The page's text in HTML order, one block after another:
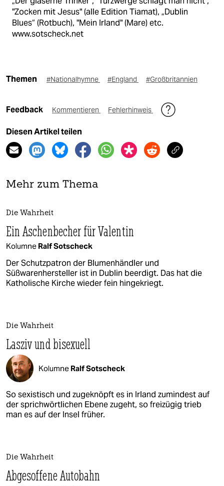
"Zocken mit Jesus" (alle Edition Tiamat), „Dublin
Blues“ (Rotbuch), "Mein Irland" (Mare) etc.
www.sotscheck.net
Themen #Nationalhymne #England #Großbritannien
Feedback Kommentieren Fehlerhinweis
Diesen Artikel teilen
Mehr zum Thema
Die Wahrheit
Ein Aschenbecher für Valentin
Kolumne Ralf Sotscheck
Der Schutzpatron der Blumenhändler und
Süßwarenhersteller ist in Dublin beerdigt. Das hat die
Katholische Kirche wieder fein hingekriegt.
Die Wahrheit
Lasziv und bisexuell
Kolumne Ralf Sotscheck
So sexistisch und zugeknöpft es in Irland zumindest auf
der sprichwörtlichen Ebene zugeht, so freizügig trieb
man es auf der Insel früher.
Die Wahrheit
Abgesoffene Autobahn